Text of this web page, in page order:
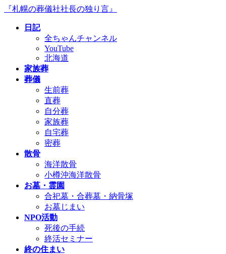
コ
ナ
『札幌の葬儀社社長の独り言』
日記
全ちゃんチャンネル
YouTube
北海道
家族葬
葬儀
生前葬
直葬
自分葬
家族葬
自宅葬
密葬
散骨
海洋散骨
小樽沖海洋散骨
お墓・霊園
合祀墓・合葬墓・納骨塚
お墓じまい
NPO活動
死後の手続
終活セミナー
終の住まい